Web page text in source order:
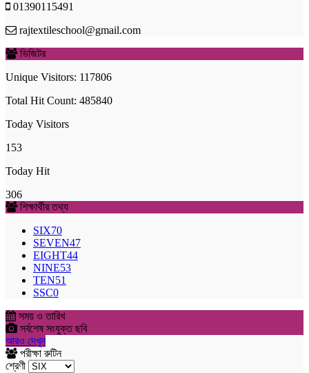
01390115491
rajtextileschool@gmail.com
ভিজিটর
Unique Visitors: 117806
Total Hit Count: 485840
Today Visitors
153
Today Hit
306
শিক্ষার্থীর তথ্য
SIX70
SEVEN47
EIGHT44
NINE53
TEN51
SSC0
সময় ও তারিখ
সর্বশেষ সংযুক্ত ছবি
আরও দেখুন
পরীক্ষা রুটিন
শ্রেণী